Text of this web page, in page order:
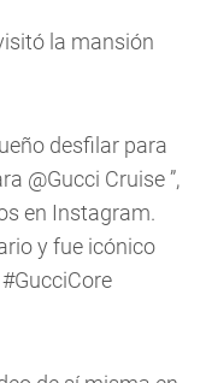
la mansión
desfilar para
@Gucci Cruise ”,
en Instagram.
y fue icónico